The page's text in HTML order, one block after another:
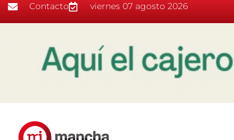
Contacto viernes 07 agosto 2026